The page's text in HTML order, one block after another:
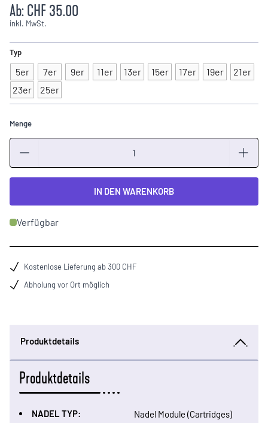
Ab:CHF 35.00
inkl. MwSt.
Typ
5er 7er 9er 11er 13er 15er 17er 19er
21er
23er
25er
Menge
IN DEN WARENKORB
Verfügbar
Kostenlose Lieferung ab 300 CHF
Abholung vor Ort möglich
Produktdetails
Produktdetails
NADEL TYP:
Nadel Module (Cartridges)